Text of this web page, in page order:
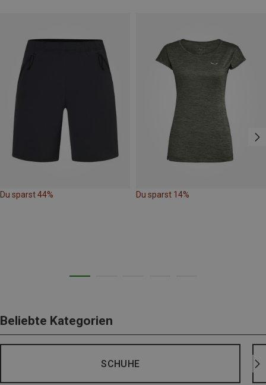
Du sparst 44% Du sparst 14%
Beliebte Kategorien
SCHUHE